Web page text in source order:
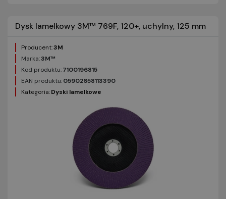
Dysk lamelkowy 3M™ 769F, 120+, uchylny, 125 mm
Producent:3M
Marka:3M™
Kod produktu:7100196815
EAN produktu:05902658113390
Kategoria:Dyski lamelkowe